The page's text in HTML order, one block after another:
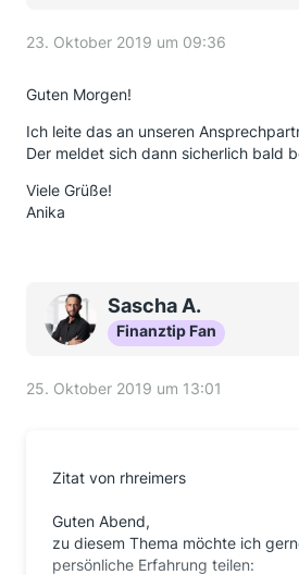
23. Oktober 2019 um 09:36
Guten Morgen!
Ich leite das an unseren
Der meldet sich dann sicherlich bald
Viele Grüße!
Anika
Sascha A.
Finanztip Fan
25. Oktober 2019 um 13:01
Zitat von rhreimers
Guten Abend,
zu diesem Thema möchte ich
persönliche Erfahrung teilen: